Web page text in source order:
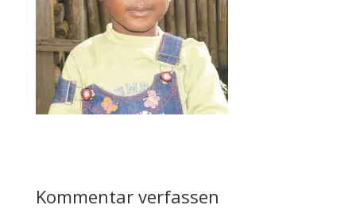
Kommentar verfassen